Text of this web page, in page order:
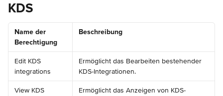
KDS
Name der
Berechtigung
Beschreibung
Edit KDS
integrations
Ermöglicht das Bearbeiten bestehender
KDS-Integrationen.
View KDS
Ermöglicht das Anzeigen von KDS-